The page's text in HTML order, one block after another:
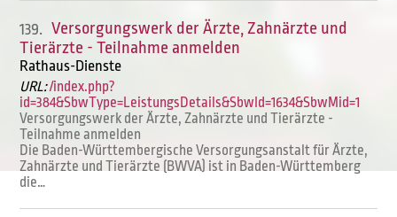
139. Versorgungswerk der Ärzte, Zahnärzte und
Tierärzte - Teilnahme anmelden
Rathaus-Dienste
URL:/index.php?
id=384&SbwType=LeistungsDetails&SbwId=1634&SbwMid=1
Versorgungswerk der Ärzte, Zahnärzte und Tierärzte -
Teilnahme anmelden
Die Baden-Württembergische Versorgungsanstalt für Ärzte,
Zahnärzte und Tierärzte (BWVA) ist in Baden-Württemberg
die…